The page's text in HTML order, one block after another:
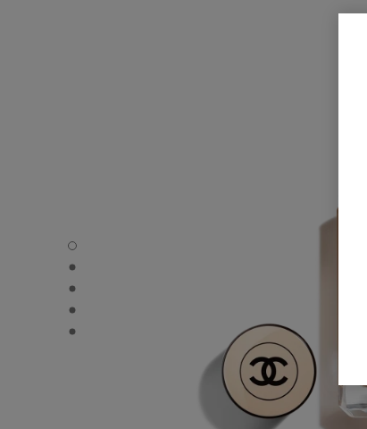
LES BEIGES FOUNDATION - Standardansicht
LES BEIGES FOUNDATION - Alternative Ansicht 1
LES BEIGES FOUNDATION - Ansicht der
LES BEIGES FOUNDATION -
LES BEIGES FOUNDATION -